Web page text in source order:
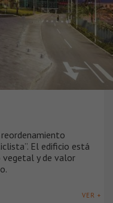
El edificio está
vegetal y de valor
VER +